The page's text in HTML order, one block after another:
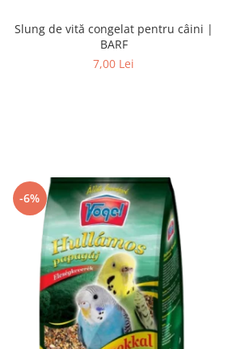
Slung de vită congelat pentru câini |
BARF
7,00 Lei
-6%